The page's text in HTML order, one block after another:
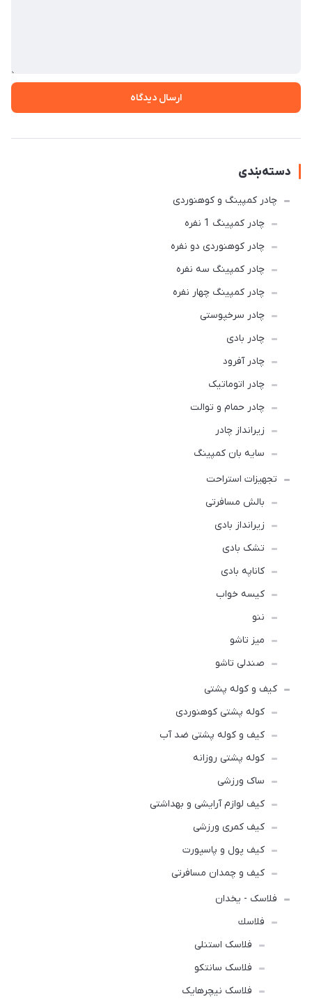
ارسال دیدگاه
دسته‌بندی
چادر کمپینگ و کوهنوردی
چادر کمپینگ 1 نفره
چادر کوهنوردی دو نفره
چادر كمپينگ سه نفره
چادر کمپینگ چهار نفره
چادر سرخپوستی
چادر بادی
چادر آفرود
چادر اتوماتیک
چادر حمام و توالت
زیرانداز چادر
سایه بان کمپینگ
تجهیزات استراحت
بالش مسافرتی
زیرانداز بادی
تشک بادی
کاناپه بادی
کیسه خواب
ننو
میز تاشو
صندلی تاشو
کیف و کوله پشتی
کوله پشتی کوهنوردی
کیف و کوله پشتی ضد آب
کوله پشتی روزانه
ساک ورزشی
کیف لوازم آرایشی و بهداشتی
کیف کمری ورزشی
کیف پول و پاسپورت
کیف و چمدان مسافرتی
فلاسک - یخدان
فلاسك
فلاسک استنلی
فلاسک سانتکو
فلاسک نیچرهایک